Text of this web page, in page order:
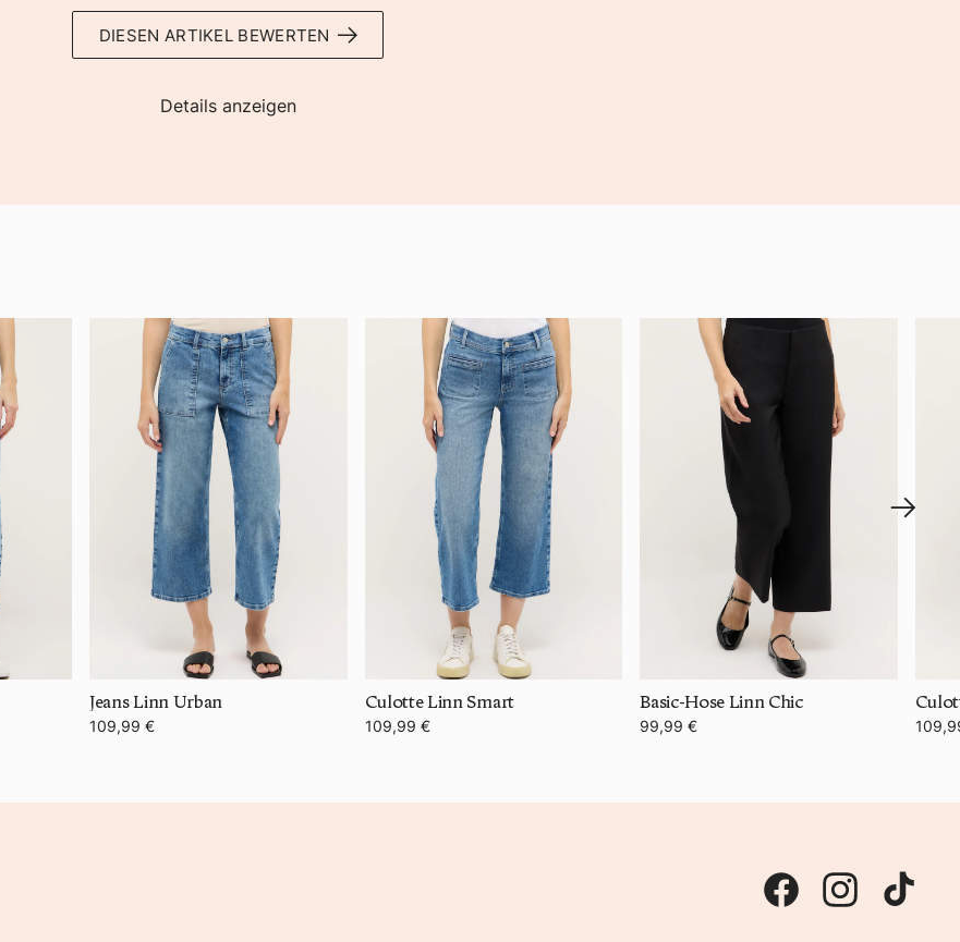
DIESEN ARTIKEL BEWERTEN
Details anzeigen
Jeans Linn Urban
109,99 €
Culotte Linn Smart
109,99 €
Basic-Hose Linn Chic
99,99 €